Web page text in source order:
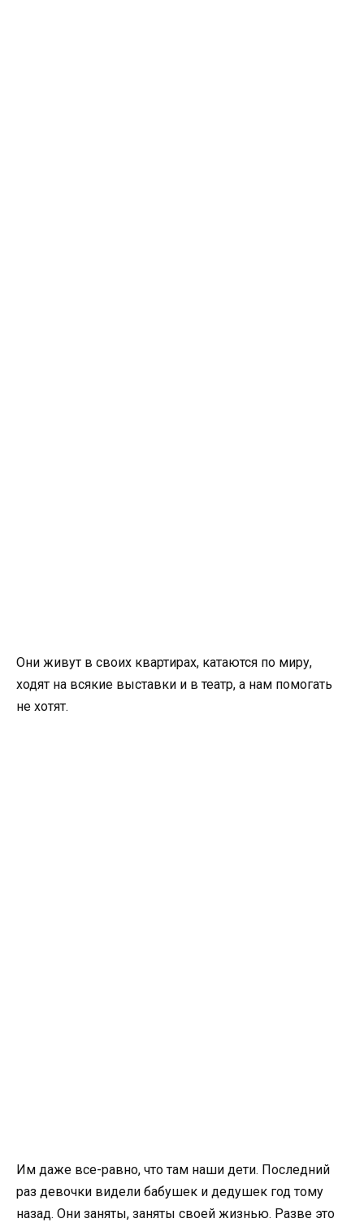
Они живут в своих квартирах, катаются по миру,
ходят на всякие выставки и в театр, а нам помогать
не хотят.
Им даже все-равно, что там наши дети. Последний
раз девочки видели бабушек и дедушек год тому
назад. Они заняты, заняты своей жизнью. Разве это